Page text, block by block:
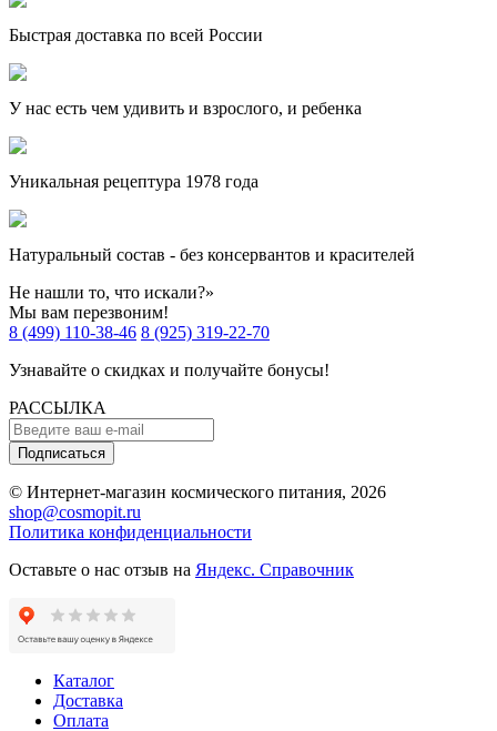
Быстрая доставка по всей России
У нас есть чем удивить и взрослого, и ребенка
Уникальная рецептура 1978 года
Натуральный состав - без консервантов и красителей
Не нашли то, что искали?»
Мы вам перезвоним!
8 (499) 110-38-46 8 (925) 319-22-70
Узнавайте о скидках и получайте бонусы!
РАССЫЛКА
Подписаться
© Интернет-магазин космического питания, 2026
shop@cosmopit.ru
Политика конфиденциальности
Оставьте о нас отзыв на Яндекс. Справочник
Каталог
Доставка
Оплата